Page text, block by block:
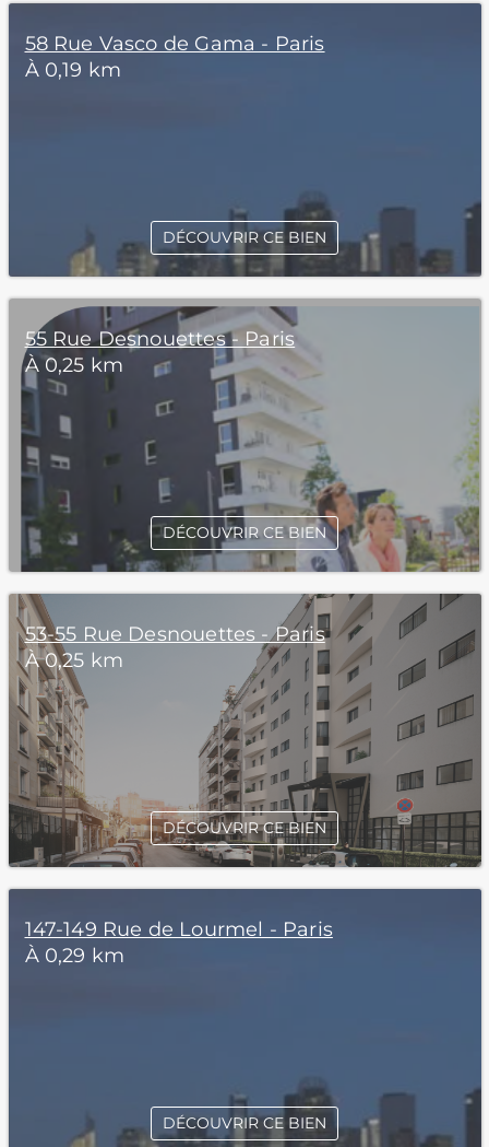
58 Rue Vasco de Gama - Paris
À 0,19 km
DÉCOUVRIR CE BIEN
55 Rue Desnouettes - Paris
À 0,25 km
DÉCOUVRIR CE BIEN
53-55 Rue Desnouettes - Paris
À 0,25 km
DÉCOUVRIR CE BIEN
147-149 Rue de Lourmel - Paris
À 0,29 km
DÉCOUVRIR CE BIEN